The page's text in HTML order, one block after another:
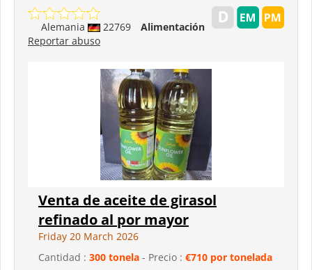
Alemania 22769
Alimentación
Reportar abuso
Venta de aceite de girasol
refinado al por mayor
Friday 20 March 2026
Cantidad : 300 tonela - Precio : €710 por tonelada